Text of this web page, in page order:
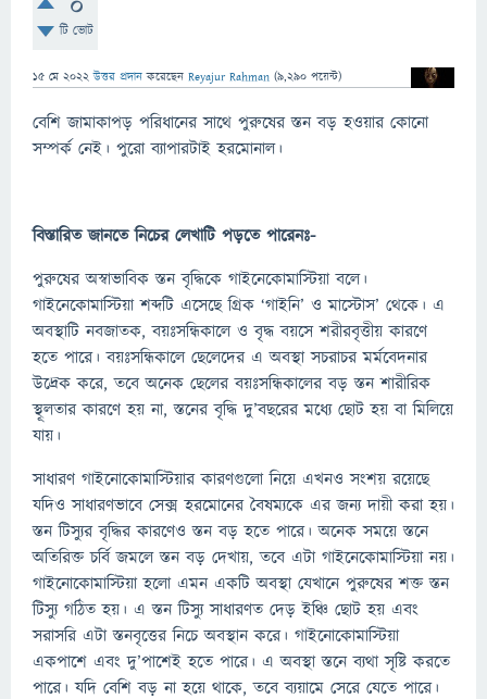
টি ভোট
15 মে 2022 উত্তর প্রদান করেছেন Reyajur Rahman (9,290 পয়েন্ট)
বেশি জামাকাপড় পরিধানের সাথে পুরুষের স্তন বড় হওয়ার কোনো
সম্পর্ক নেই। পুরো ব্যাপারটাই হরমোনাল।
বিস্তারিত জানতে নিচের লেখাটি পড়তে পারেনঃ-
পুরুষের অস্বাভাবিক স্তন বৃদ্ধিকে গাইনেকোমাস্টিয়া বলে।
গাইনেকোমাস্টিয়া শব্দটি এসেছে গ্রিক ‘গাইনি’ ও মাস্টোস’ থেকে। এ
অবস্থাটি নবজাতক, বয়ঃসন্ধিকালে ও বৃদ্ধ বয়সে শরীরবৃত্তীয় কারণে
হতে পারে। বয়ঃসন্ধিকালে ছেলেদের এ অবস্থা সচরাচর মর্মবেদনার
উদ্রেক করে, তবে অনেক ছেলের বয়ঃসন্ধিকালের বড় স্তন শারীরিক
স্থূলতার কারণে হয় না, স্তনের বৃদ্ধি দু’বছরের মধ্যে ছোট হয় বা মিলিয়ে
যায়।
সাধারণ গাইনোকোমাস্টিয়ার কারণগুলো নিয়ে এখনও সংশয় রয়েছে
যদিও সাধারণভাবে সেক্স হরমোনের বৈষম্যকে এর জন্য দায়ী করা হয়।
স্তন টিস্যুর বৃদ্ধির কারণেও স্তন বড় হতে পারে। অনেক সময়ে স্তনে
অতিরিক্ত চর্বি জমলে স্তন বড় দেখায়, তবে এটা গাইনেকোমাস্টিয়া নয়।
গাইনোকোমাস্টিয়া হলো এমন একটি অবস্থা যেখানে পুরুষের শক্ত স্তন
টিস্যু গঠিত হয়। এ স্তন টিস্যু সাধারণত দেড় ইঞ্চি ছোট হয় এবং
সরাসরি এটা স্তনবৃত্তের নিচে অবস্থান করে। গাইনোকোমাস্টিয়া
একপাশে এবং দু’পাশেই হতে পারে। এ অবস্থা স্তনে ব্যথা সৃষ্টি করতে
পারে। যদি বেশি বড় না হয়ে থাকে, তবে ব্যয়ামে সেরে যেতে পারে।